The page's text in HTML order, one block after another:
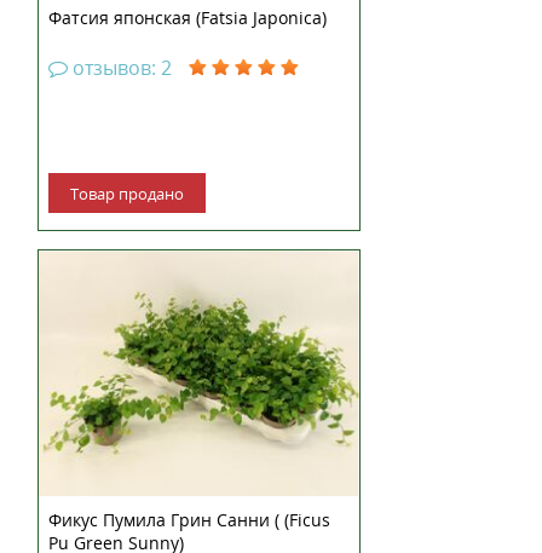
Фатсия японская (Fatsia Japonica)
отзывов: 2
Товар продано
Фикус Пумила Грин Санни ( (Ficus
Pu Green Sunny)